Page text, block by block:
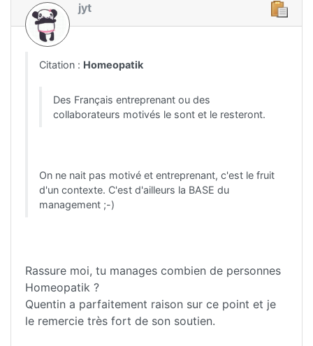
jyt
Citation : Homeopatik
Des Français entreprenant ou des
collaborateurs motivés le sont et le resteront.
On ne nait pas motivé et entreprenant, c'est le fruit
d'un contexte. C'est d'ailleurs la BASE du
management ;-)
Rassure moi, tu manages combien de personnes
Homeopatik ?
Quentin a parfaitement raison sur ce point et je
le remercie très fort de son soutien.